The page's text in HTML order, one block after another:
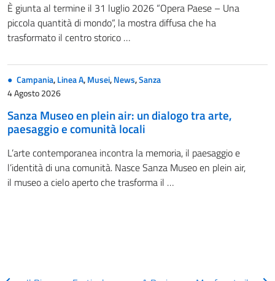
È giunta al termine il 31 luglio 2026 “Opera Paese – Una
piccola quantità di mondo“, la mostra diffusa che ha
trasformato il centro storico …
Campania,Linea A,Musei,News,Sanza
4 Agosto 2026
Sanza Museo en plein air: un dialogo tra arte,
paesaggio e comunità locali
L’arte contemporanea incontra la memoria, il paesaggio e
l’identità di una comunità. Nasce Sanza Museo en plein air,
il museo a cielo aperto che trasforma il …